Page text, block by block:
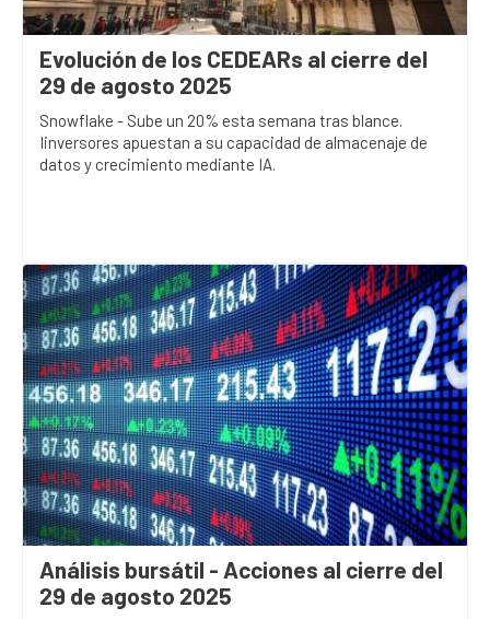
Evolución de los CEDEARs al cierre del
29 de agosto 2025
Snowflake - Sube un 20% esta semana tras blance.
Iinversores apuestan a su capacidad de almacenaje de
datos y crecimiento mediante IA.
Análisis bursátil - Acciones al cierre del
29 de agosto 2025